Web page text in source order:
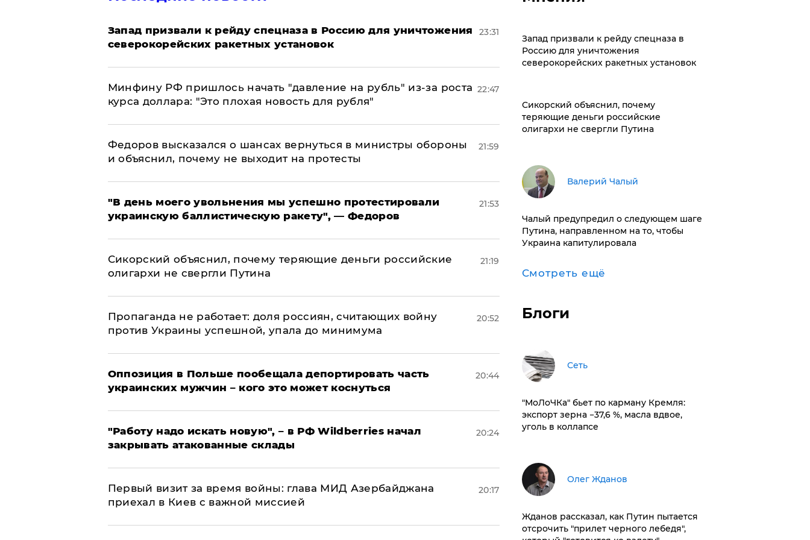
Запад призвали к рейду спецназа в Россию для уничтожения
северокорейских ракетных установок
23:31
Минфину РФ пришлось начать "давление на рубль" из-за роста
курса доллара: "Это плохая новость для рубля"
22:47
Федоров высказался о шансах вернуться в министры обороны
и объяснил, почему не выходит на протесты
21:59
​"В день моего увольнения мы успешно протестировали
украинскую баллистическую ракету", — Федоров
21:53
Сикорский объяснил, почему теряющие деньги российские
олигархи не свергли Путина
21:19
​Пропаганда не работает: доля россиян, считающих войну
против Украины успешной, упала до минимума
20:52
Оппозиция в Польше пообещала депортировать часть
украинских мужчин – кого это может коснуться
20:44
"Работу надо искать новую", – в РФ Wildberries начал
закрывать атакованные склады
20:24
Первый визит за время войны: глава МИД Азербайджана
приехал в Киев с важной миссией
20:17
Запад призвали к рейду спецназа в
Россию для уничтожения
северокорейских ракетных установок
Сикорский объяснил, почему
теряющие деньги российские
олигархи не свергли Путина
Валерий Чалый
Чалый предупредил о следующем шаге
Путина, направленном на то, чтобы
Украина капитулировала
Смотреть ещё
Блоги
Сеть
​"МоЛоЧКа" бьет по карману Кремля:
экспорт зерна −37,6 %, масла вдвое,
уголь в коллапсе
Олег Жданов
Жданов рассказал, как Путин пытается
отсрочить "прилет черного лебедя",